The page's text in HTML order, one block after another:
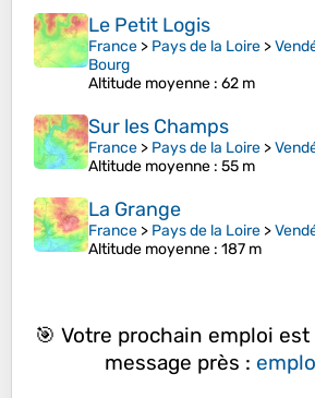
Le Petit Logis
France > Pays de la Loire >
Bourg
Altitude moyenne : 62 m
Sur les Champs
France > Pays de la Loire >
Altitude moyenne : 55 m
La Grange
France > Pays de la Loire >
Altitude moyenne : 187 m
🎯 Votre prochain emploi
message près :